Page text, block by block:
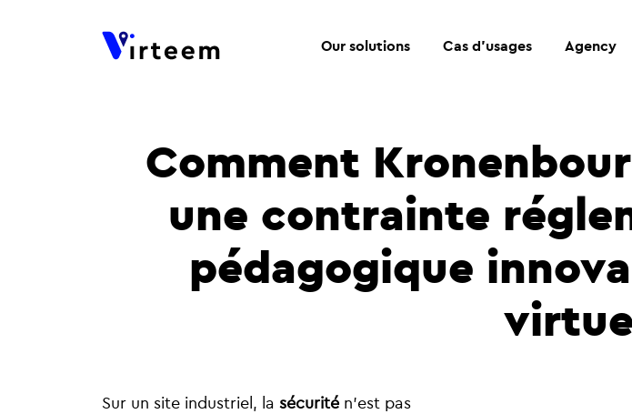
Our solutions Cas d’usages Agency
Comment
une contrainte
pédagogique
Sur un site industriel, la sécurité n’est pas